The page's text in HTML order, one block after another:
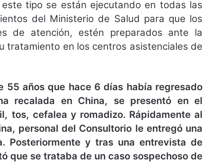
tipo se están ejecutando en todas las
del Ministerio de Salud para que los
de atención, estén preparados ante la
tratamiento en los centros asistenciales de
55 años que hace 6 días había regresado
recalada en China, se presentó en el
tos, cefalea y romadizo. Rápidamente al
personal del Consultorio le entregó una
Posteriormente y tras una entrevista de
que se trataba de un caso sospechoso de